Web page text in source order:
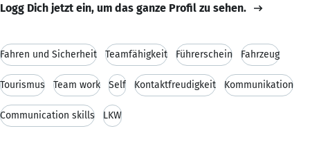
Logg Dich jetzt ein, um das ganze Profil zu sehen.
Fahren und Sicherheit Teamfähigkeit Führerschein Fahrzeug
Tourismus Team work Self Kontaktfreudigkeit Kommunikation
Communication skills LKW